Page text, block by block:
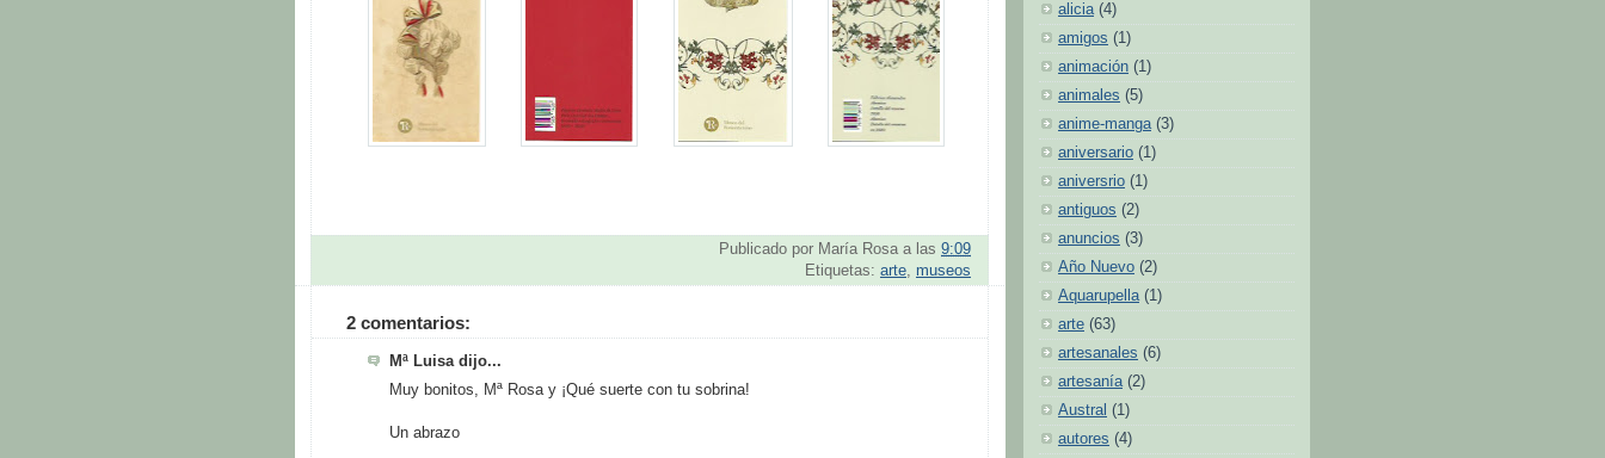
Publicado por María Rosa a las 9:09
Etiquetas: arte museos
2 comentarios:
Mª Luisa dijo...
Muy bonitos, Mª Rosa y ¡Qué suerte con tu sobrina!
Un abrazo
alicia (4)
amigos (1)
animación (1)
animales (5)
anime-manga (3)
aniversario (1)
aniversrio (1)
antiguos (2)
anuncios (3)
Año Nuevo (2)
Aquarupella (1)
arte (63)
artesanales (6)
artesanía (2)
Austral (1)
autores (4)